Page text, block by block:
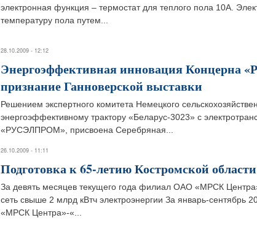
электронная функция – термостат для теплого пола 10А.
температуру пола путем...
28.10.2009 - 12:12
Энергоэффективная инновация Концерна
признание Ганноверской выставки
Решением экспертного комитета Немецкого
энергоэффективному трактору «Беларус-3023» с
«РУСЭЛПРОМ», присвоена Серебряная...
26.10.2009 - 11:11
Подготовка к 65-летию Костромской области
За девять месяцев текущего года филиал ОАО «МРСК
сеть свыше 2 млрд кВтч электроэнергии За январь-сентябрь
«МРСК Центра»-«...